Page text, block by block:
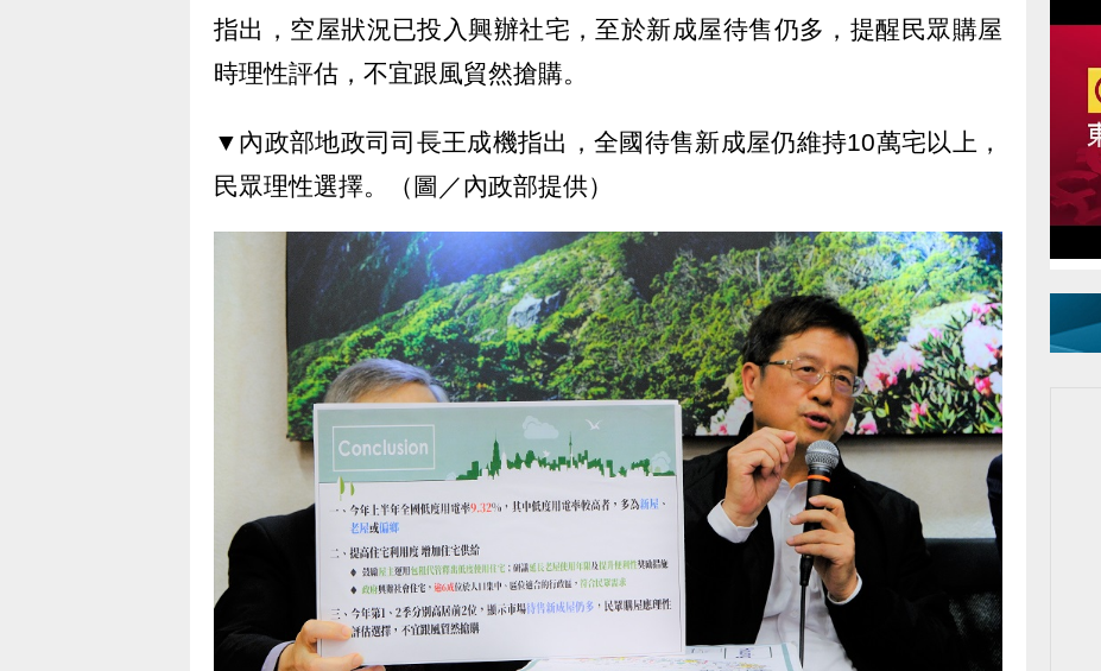
指出，空屋狀況已投入興辦社宅，至於新成屋待售仍多，提醒民眾購屋
時理性評估，不宜跟風貿然搶購。
▼內政部地政司司長王成機指出，全國待售新成屋仍維持10萬宅以上，
民眾理性選擇。（圖／內政部提供）